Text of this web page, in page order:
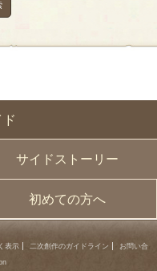
サイドストーリー
初めての方へ
表示 二次創作のガイドライン
お問い合